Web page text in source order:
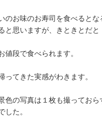
のお味のお寿司を食べるとな
と思いますが、きときとだと
値段で食べられます。
ってきた実感がわきます。
色の写真は１枚も撮っておら
した。